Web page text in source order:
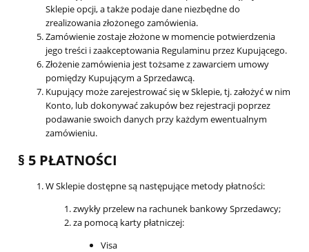
Sklepie opcji, a także podaje dane niezbędne do
zrealizowania złożonego zamówienia.
Zamówienie zostaje złożone w momencie potwierdzenia
jego treści i zaakceptowania Regulaminu przez Kupującego.
Złożenie zamówienia jest tożsame z zawarciem umowy
pomiędzy Kupującym a Sprzedawcą.
Kupujący może zarejestrować się w Sklepie, tj. założyć w nim
Konto, lub dokonywać zakupów bez rejestracji poprzez
podawanie swoich danych przy każdym ewentualnym
zamówieniu.
§ 5 PŁATNOŚCI
W Sklepie dostępne są następujące metody płatności:
zwykły przelew na rachunek bankowy Sprzedawcy;
za pomocą karty płatniczej:
Visa